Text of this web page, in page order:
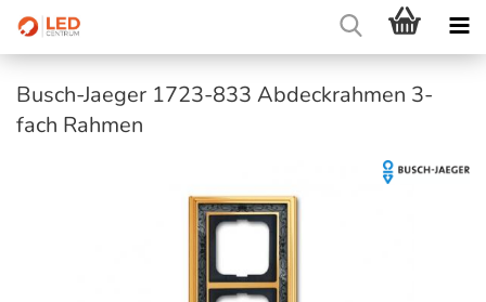
Busch-Jaeger 1723-833 Abdeckrahmen 3-
fach Rahmen